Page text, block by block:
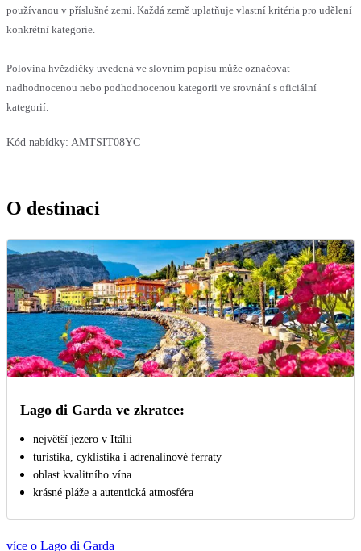
používanou v příslušné zemi. Každá země uplatňuje vlastní kritéria pro udělení
konkrétní kategorie.
Polovina hvězdičky uvedená ve slovním popisu může označovat
nadhodnocenou nebo podhodnocenou kategorii ve srovnání s oficiální
kategorií.
Kód nabídky: AMTSIT08YC
O destinaci
Lago di Garda ve zkratce:
největší jezero v Itálii
turistika, cyklistika i adrenalinové ferraty
oblast kvalitního vína
krásné pláže a autentická atmosféra
více o Lago di Garda